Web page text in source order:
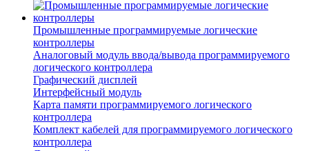
Промышленные программируемые логические
контроллеры
Аналоговый модуль ввода/вывода программируемого
логического контроллера
Графический дисплей
Интерфейсный модуль
Карта памяти программируемого логического
контроллера
Комплект кабелей для программируемого логического
контроллера